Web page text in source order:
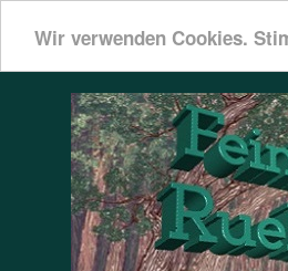
Wir verwenden Cookies.